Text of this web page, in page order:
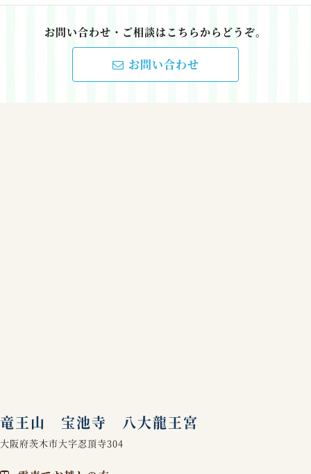
お問い合わせ・ご相談はこちらからどうぞ。
お問い合わせ
竜王山 宝池寺 八大龍王宮
大阪府茨木市大字忍頂寺304